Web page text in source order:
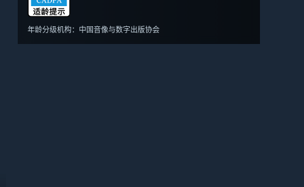
年龄分级机构：中国音像与数字出版协会